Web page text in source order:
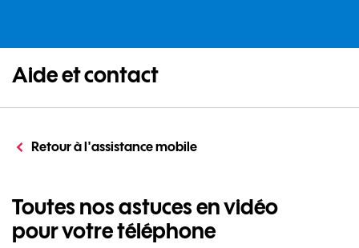
Aide et contact
Retour à l'assistance mobile
Toutes nos astuces en vidéo
pour votre téléphone